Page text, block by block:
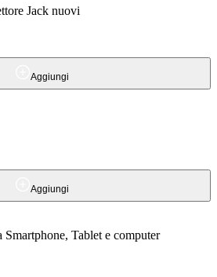
Jack nuovi
Aggiungi
Aggiungi
Tablet e computer